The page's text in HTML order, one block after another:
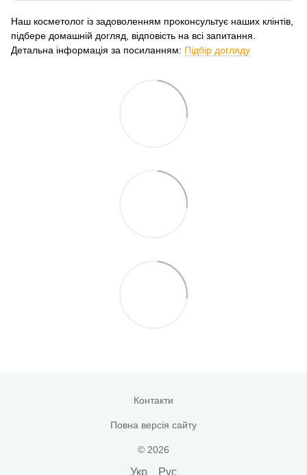
Наш косметолог із задоволенням проконсультує наших клінтів,
підбере домашній догляд, відповість на всі запитання.
Детальна інформація за посиланням: Підбір догляду
Контакти
Повна версія сайту
© 2026
Укр Рус